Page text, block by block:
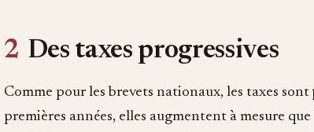
2 Des taxes progressives
Comme pour les brevets nationaux, les taxes sont
premières années, elles augmentent à mesure